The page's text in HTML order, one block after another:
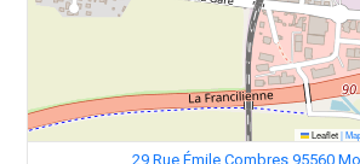
Leaflet |
29 Rue Émile Combres 95560